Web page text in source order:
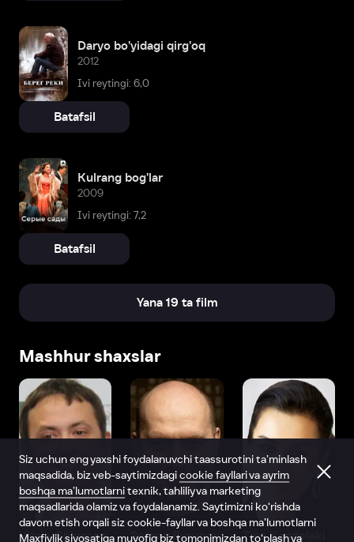
Daryo bo'yidagi qirg'oq
2012
Ivi reytingi: 6,0
Batafsil
Kulrang bog'lar
2009
Ivi reytingi: 7,2
Batafsil
Yana 19 ta film
Mashhur shaxslar
Vitaliy Shlyappo Sergey Burunov Tina Kandelaki
Siz uchun eng yaxshi foydalanuvchi taassurotini ta’minlash
maqsadida, biz veb-saytimizdagicookie fayllari va ayrim
boshqa ma’lumotlarnitexnik, tahliliy va marketing
maqsadlarida olamiz va foydalanamiz. Saytimizni ko‘rishda
davom etish orqali siz cookie-fayllar va boshqa ma’lumotlarni
Maxfiylik siyosatiga muvofiq biz tomonimizdan to‘plash va